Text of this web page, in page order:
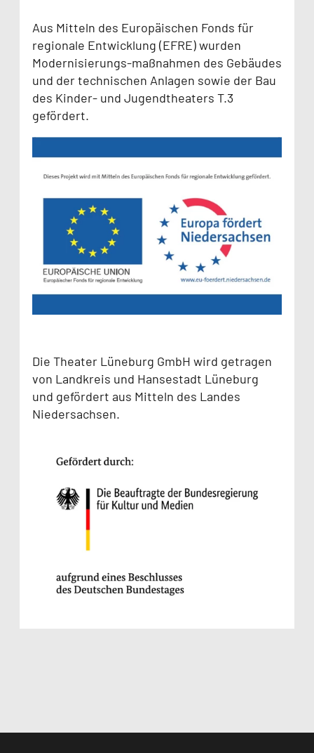
Aus Mitteln des Europäischen Fonds für
regionale Entwicklung (EFRE) wurden
Modernisierungs-maßnahmen des Gebäudes
und der technischen Anlagen sowie der Bau
des Kinder- und Jugendtheaters T.3
gefördert.
Die Theater Lüneburg GmbH wird getragen
von Landkreis und Hansestadt Lüneburg
und gefördert aus Mitteln des Landes
Niedersachsen.